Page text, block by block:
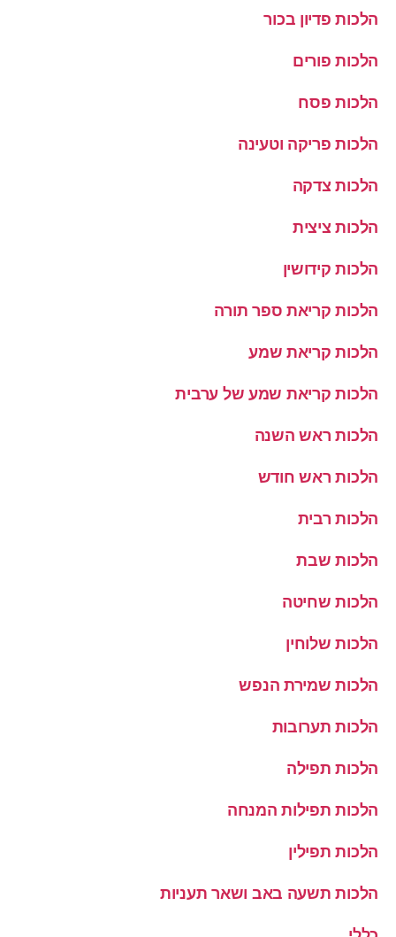
הלכות פדיון בכור
הלכות פורים
הלכות פסח
הלכות פריקה וטעינה
הלכות צדקה
הלכות ציצית
הלכות קידושין
הלכות קריאת ספר תורה
הלכות קריאת שמע
הלכות קריאת שמע של ערבית
הלכות ראש השנה
הלכות ראש חודש
הלכות רבית
הלכות שבת
הלכות שחיטה
הלכות שלוחין
הלכות שמירת הנפש
הלכות תערובות
הלכות תפילה
הלכות תפילות המנחה
הלכות תפילין
הלכות תשעה באב ושאר תעניות